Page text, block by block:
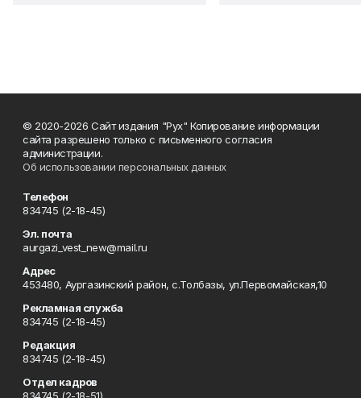
© 2020-2026 Сайт издания "Рух" Копирование информации
сайта разрешено только с письменного согласия
администрации.
Об использовании персональных данных
Телефон
834745 (2-18-45)
Эл. почта
aurgazi_vest_new@mail.ru
Адрес
453480, Аургазинский район, с.Толбазы, ул.Первомайская,10
Рекламная служба
834745 (2-18-45)
Редакция
834745 (2-18-45)
Отдел кадров